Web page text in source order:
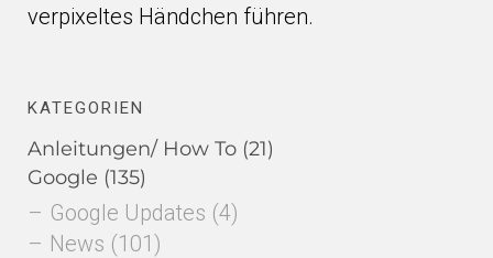
verpixeltes Händchen führen.
KATEGORIEN
Anleitungen/ How To (21)
Google (135)
Google Updates (4)
News (101)